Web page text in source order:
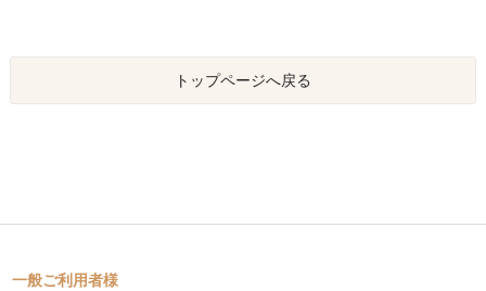
トップページへ戻る
一般ご利用者様